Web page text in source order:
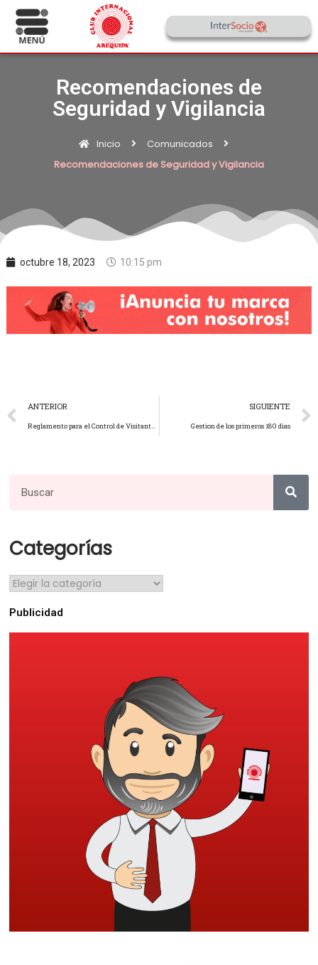
Recomendaciones de
Seguridad y Vigilancia
Inicio
Comunicados
Recomendaciones de Seguridad y Vigilancia
octubre 18, 2023 10:15 pm
ANTERIOR
Reglamento para el Control de Visitantes a Concesionarios
SIGUIENTE
Gestion de los primeros 180 dias
Categorías
Publicidad